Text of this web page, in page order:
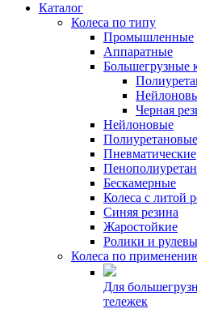
Каталог
Колеса по типу
Промышленные
Аппаратные
Большегрузные
Черная
Нейлоновые
Полиуретановые
Пневматические
Бескамерные
Колеса с литой
Синяя резина
Жаростойкие
Ролики и
Колеса по
Для
тележек